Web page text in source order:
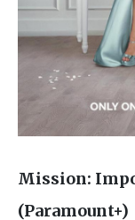
Mission:
(Paramount+)